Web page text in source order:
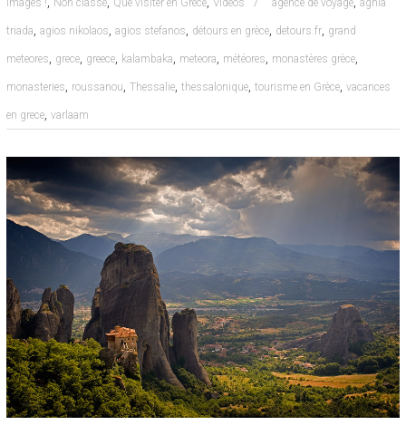
triada agios nikolaos agios stefanos détours en grèce, detours.fr, grand
meteores grece, greece, kalambaka meteora météores monastères grèce,
monasteries roussanou Thessalie, thessalonique, tourisme en Grèce, vacances
en grece, varlaam